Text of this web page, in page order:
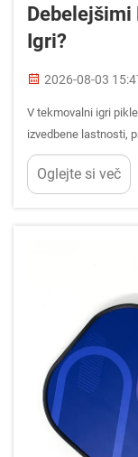
Debelejšimi
Igri?
2026-08-03
V tekmovalni igri
izvedbene lastnosti,
konec lestvice
pikelbolska palača
Oglejte si več